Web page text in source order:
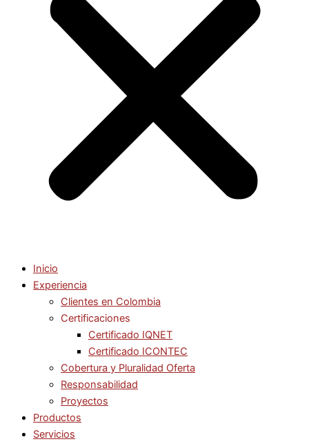
Inicio
Experiencia
Clientes en Colombia
Certificaciones
Certificado IQNET
Certificado ICONTEC
Cobertura y Pluralidad Oferta
Responsabilidad
Proyectos
Productos
Servicios